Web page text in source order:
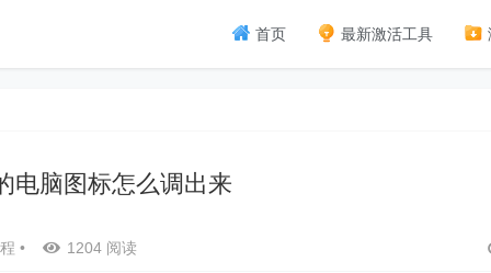
首页 最新激活工具
电脑图标怎么调出来
• 1204 阅读